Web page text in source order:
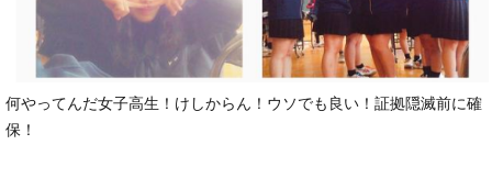
何やってんだ女子高生！けしからん！ウソでも良い！証拠隠滅前に確
保！